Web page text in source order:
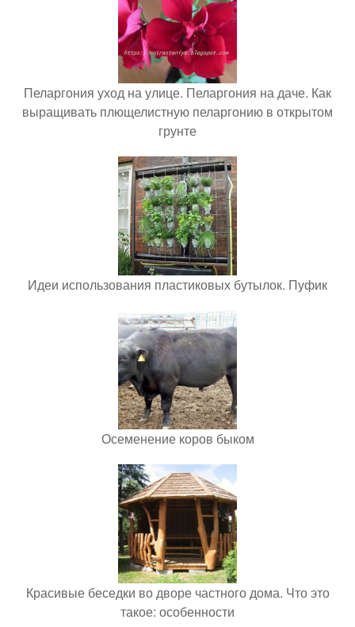
Пеларгония уход на улице. Пеларгония на даче. Как
выращивать плющелистную пеларгонию в открытом
грунте
Идеи использования пластиковых бутылок. Пуфик
Осеменение коров быком
Красивые беседки во дворе частного дома. Что это
такое: особенности